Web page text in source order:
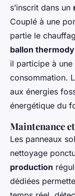
s’inscrit dans un
Couplé à une
partie le
ballon
il participe à
consommation.
aux énergies
énergétique du
Maintenance
Les panneaux
nettoyage
production
dédiées